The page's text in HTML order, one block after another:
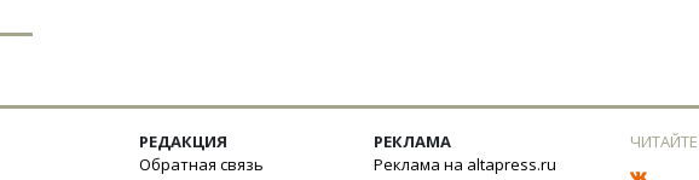
РЕДАКЦИЯ
Обратная связь
РЕКЛАМА
Реклама на altapress.ru